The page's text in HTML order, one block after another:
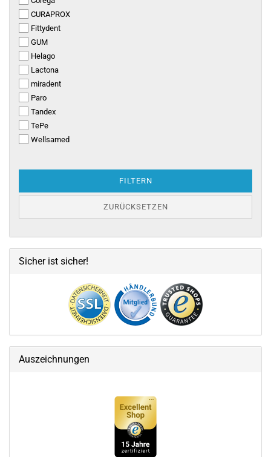
CURAPROX
Fittydent
GUM
Helago
Lactona
miradent
Paro
Tandex
TePe
Wellsamed
FILTERN
ZURÜCKSETZEN
Sicher ist sicher!
Auszeichnungen